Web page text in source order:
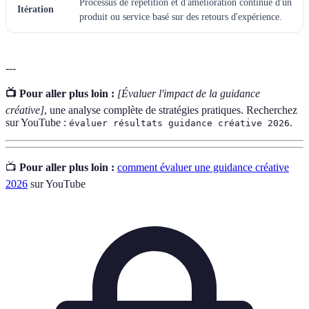
Itération
Processus de répétition et d'amélioration continue d'un
produit ou service basé sur des retours d'expérience.
---
📺 Pour aller plus loin : [Évaluer l'impact de la guidance
créative], une analyse complète de stratégies pratiques. Recherchez
sur YouTube : évaluer résultats guidance créative 2026.
📺 Pour aller plus loin : comment évaluer une guidance créative
2026 sur YouTube